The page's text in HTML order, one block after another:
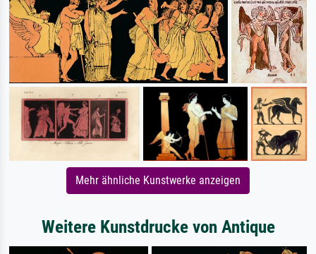
Mehr ähnliche Kunstwerke anzeigen
Weitere Kunstdrucke von Antique